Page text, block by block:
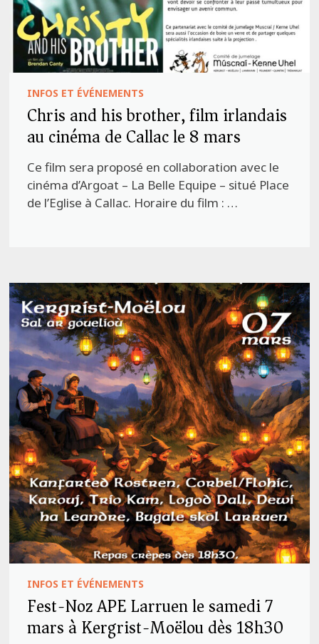
INFOS ET ÉVÉNEMENTS
Chris and his brother, film irlandais
au cinéma de Callac le 8 mars
Ce film sera proposé en collaboration avec le
cinéma d’Argoat – La Belle Equipe – situé Place
de l’Eglise à Callac. Horaire du film : …
INFOS ET ÉVÉNEMENTS
Fest-Noz APE Larruen le samedi 7
mars à Kergrist-Moëlou dès 18h30